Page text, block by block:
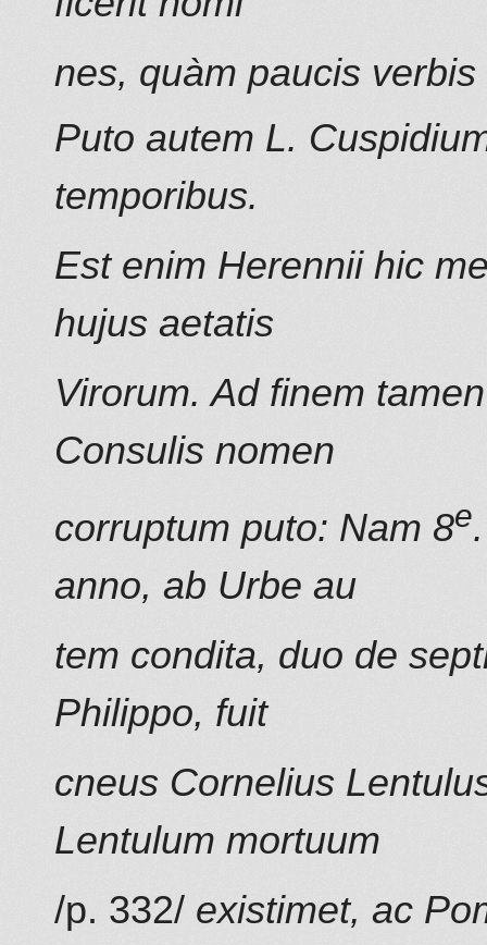
nes, quàm paucis
Puto autem L.
temporibus.
Est enim Herennii hic
hujus aetatis
Virorum. Ad finem
Consulis nomen
corruptum puto: Nam 8e
anno, ab Urbe au
tem condita, duo de
Philippo, fuit
cneus Cornelius
Lentulum mortuum
/p. 332/ existimet, ac